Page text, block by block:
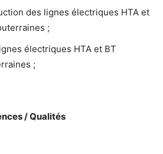
des lignes électriques HTA et
;
électriques HTA et BT
;
/ Qualités